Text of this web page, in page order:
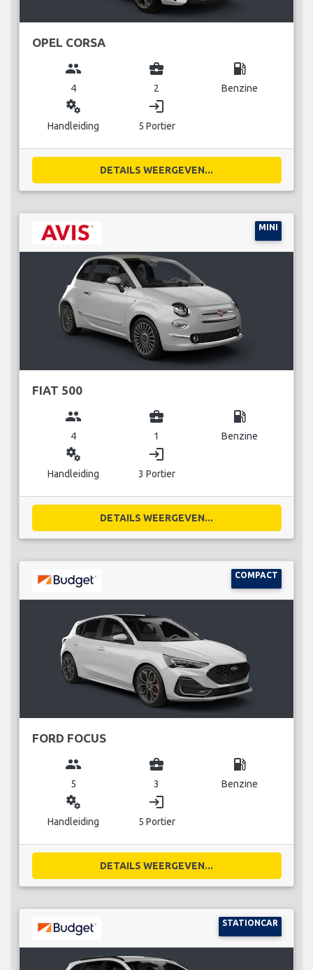
OPEL CORSA
group
4
business_center
2
local_gas_station
Benzine
miscellaneous_services
Handleiding
login
5 Portier
DETAILS WEERGEVEN...
MINI
FIAT 500
group
4
business_center
1
local_gas_station
Benzine
miscellaneous_services
Handleiding
login
3 Portier
DETAILS WEERGEVEN...
COMPACT
FORD FOCUS
group
5
business_center
3
local_gas_station
Benzine
miscellaneous_services
Handleiding
login
5 Portier
DETAILS WEERGEVEN...
STATIONCAR